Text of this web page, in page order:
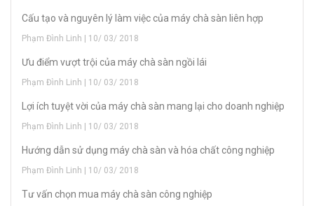
Cấu tạo và nguyên lý làm việc của máy chà sàn liên hợp
Phạm Đình Linh | 10/ 03/ 2018
Ưu điểm vượt trội của máy chà sàn ngồi lái
Phạm Đình Linh | 10/ 03/ 2018
Lợi ích tuyệt vời của máy chà sàn mang lại cho doanh nghiệp
Phạm Đình Linh | 10/ 03/ 2018
Hướng dẫn sử dụng máy chà sàn và hóa chất công nghiệp
Phạm Đình Linh | 10/ 03/ 2018
Tư vấn chọn mua máy chà sàn công nghiệp